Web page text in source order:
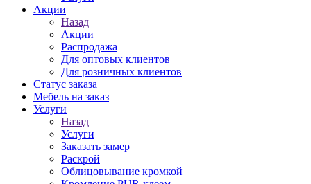
Акции
Назад
Акции
Распродажа
Для оптовых клиентов
Для розничных клиентов
Статус заказа
Мебель на заказ
Услуги
Назад
Услуги
Заказать замер
Раскрой
Облицовывание кромкой